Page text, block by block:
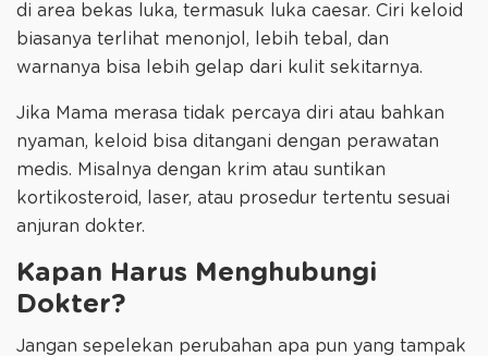
di area bekas luka, termasuk luka caesar. Ciri keloid
biasanya terlihat menonjol, lebih tebal, dan
warnanya bisa lebih gelap dari kulit sekitarnya.
Jika Mama merasa tidak percaya diri atau bahkan
nyaman, keloid bisa ditangani dengan perawatan
medis. Misalnya dengan krim atau suntikan
kortikosteroid, laser, atau prosedur tertentu sesuai
anjuran dokter.
Kapan Harus Menghubungi
Dokter?
Jangan sepelekan perubahan apa pun yang tampak